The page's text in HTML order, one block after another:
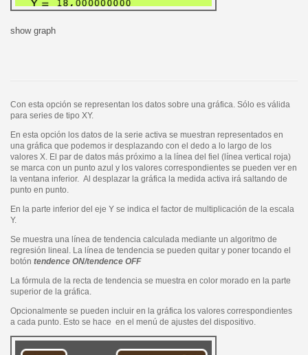
show graph
Con esta opción se representan los datos sobre una gráfica. Sólo es válida
para series de tipo XY.
En esta opción los datos de la serie activa se muestran representados en
una gráfica que podemos ir desplazando con el dedo a lo largo de los
valores X. El par de datos más próximo a la línea del fiel (línea vertical roja)
se marca con un punto azul y los valores correspondientes se pueden ver en
la ventana inferior. Al desplazar la gráfica la medida activa irá saltando de
punto en punto.
En la parte inferior del eje Y se indica el factor de multiplicación de la escala
Y.
Se muestra una línea de tendencia calculada mediante un algoritmo de
regresión lineal. La línea de tendencia se pueden quitar y poner tocando el
botón tendence ON/tendence OFF
La fórmula de la recta de tendencia se muestra en color morado en la parte
superior de la gráfica.
Opcionalmente se pueden incluir en la gráfica los valores correspondientes
a cada punto. Esto se hace en el menú de ajustes del dispositivo.